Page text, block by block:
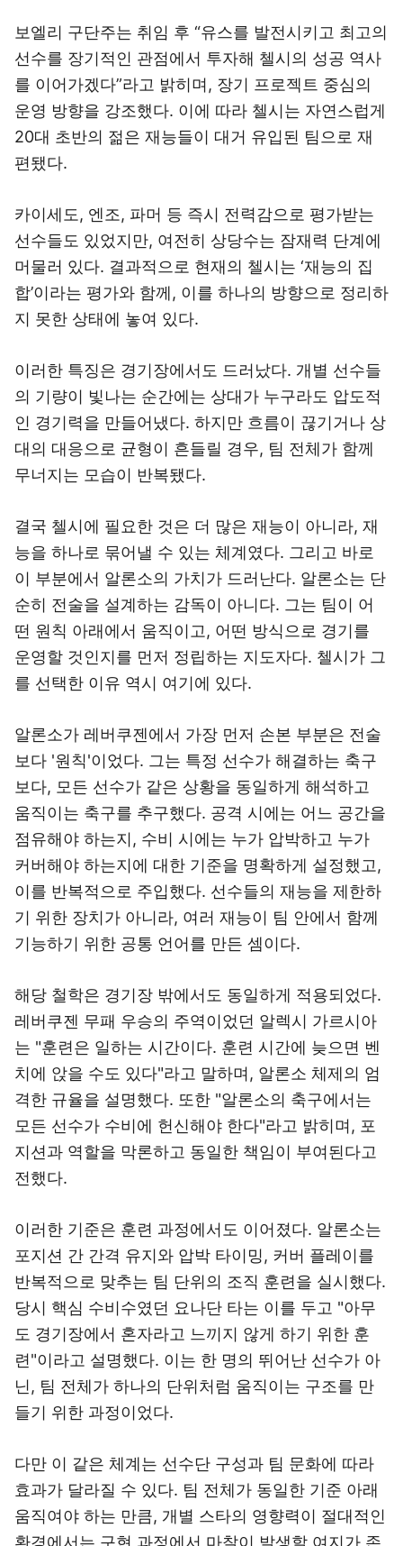
보엘리 구단주는 취임 후 “유스를 발전시키고 최고의
선수를 장기적인 관점에서 투자해 첼시의 성공 역사
를 이어가겠다”라고 밝히며, 장기 프로젝트 중심의
운영 방향을 강조했다. 이에 따라 첼시는 자연스럽게
20대 초반의 젊은 재능들이 대거 유입된 팀으로 재
편됐다.
카이세도, 엔조, 파머 등 즉시 전력감으로 평가받는
선수들도 있었지만, 여전히 상당수는 잠재력 단계에
머물러 있다. 결과적으로 현재의 첼시는 ‘재능의 집
합’이라는 평가와 함께, 이를 하나의 방향으로 정리하
지 못한 상태에 놓여 있다.
이러한 특징은 경기장에서도 드러났다. 개별 선수들
의 기량이 빛나는 순간에는 상대가 누구라도 압도적
인 경기력을 만들어냈다. 하지만 흐름이 끊기거나 상
대의 대응으로 균형이 흔들릴 경우, 팀 전체가 함께
무너지는 모습이 반복됐다.
결국 첼시에 필요한 것은 더 많은 재능이 아니라, 재
능을 하나로 묶어낼 수 있는 체계였다. 그리고 바로
이 부분에서 알론소의 가치가 드러난다. 알론소는 단
순히 전술을 설계하는 감독이 아니다. 그는 팀이 어
떤 원칙 아래에서 움직이고, 어떤 방식으로 경기를
운영할 것인지를 먼저 정립하는 지도자다. 첼시가 그
를 선택한 이유 역시 여기에 있다.
알론소가 레버쿠젠에서 가장 먼저 손본 부분은 전술
보다 '원칙'이었다. 그는 특정 선수가 해결하는 축구
보다, 모든 선수가 같은 상황을 동일하게 해석하고
움직이는 축구를 추구했다. 공격 시에는 어느 공간을
점유해야 하는지, 수비 시에는 누가 압박하고 누가
커버해야 하는지에 대한 기준을 명확하게 설정했고,
이를 반복적으로 주입했다. 선수들의 재능을 제한하
기 위한 장치가 아니라, 여러 재능이 팀 안에서 함께
기능하기 위한 공통 언어를 만든 셈이다.
해당 철학은 경기장 밖에서도 동일하게 적용되었다.
레버쿠젠 무패 우승의 주역이었던 알렉시 가르시아
는 "훈련은 일하는 시간이다. 훈련 시간에 늦으면 벤
치에 앉을 수도 있다"라고 말하며, 알론소 체제의 엄
격한 규율을 설명했다. 또한 "알론소의 축구에서는
모든 선수가 수비에 헌신해야 한다"라고 밝히며, 포
지션과 역할을 막론하고 동일한 책임이 부여된다고
전했다.
이러한 기준은 훈련 과정에서도 이어졌다. 알론소는
포지션 간 간격 유지와 압박 타이밍, 커버 플레이를
반복적으로 맞추는 팀 단위의 조직 훈련을 실시했다.
당시 핵심 수비수였던 요나단 타는 이를 두고 "아무
도 경기장에서 혼자라고 느끼지 않게 하기 위한 훈
련"이라고 설명했다. 이는 한 명의 뛰어난 선수가 아
닌, 팀 전체가 하나의 단위처럼 움직이는 구조를 만
들기 위한 과정이었다.
다만 이 같은 체계는 선수단 구성과 팀 문화에 따라
효과가 달라질 수 있다. 팀 전체가 동일한 기준 아래
움직여야 하는 만큼, 개별 스타의 영향력이 절대적인
환경에서는 구현 과정에서 마찰이 발생할 여지가 존